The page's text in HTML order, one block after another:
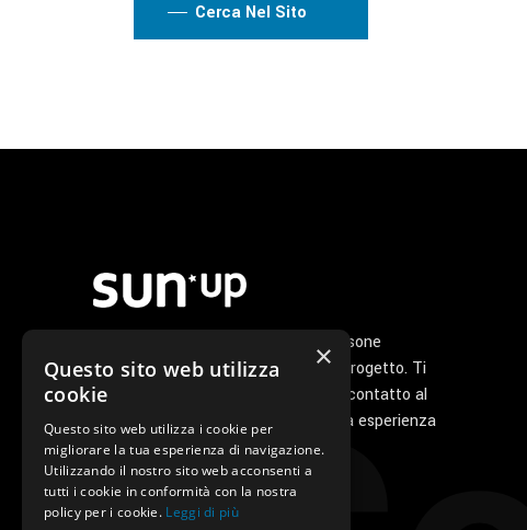
Cerca Nel Sito
Noi di Sunup siamo un gruppo di persone
appassionate che ha a cuore il tuo progetto. Ti
seguiamo personalmente dal primo contatto al
servizio di post vendita perché la tua esperienza
con noi sia unica e speciale.
×
Questo sito web utilizza
cookie
Questo sito web utilizza i cookie per
migliorare la tua esperienza di navigazione.
Utilizzando il nostro sito web acconsenti a
tutti i cookie in conformità con la nostra
policy per i cookie. Leggi di più